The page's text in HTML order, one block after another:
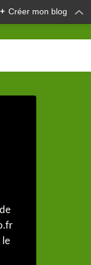
+ Créer mon blog
le